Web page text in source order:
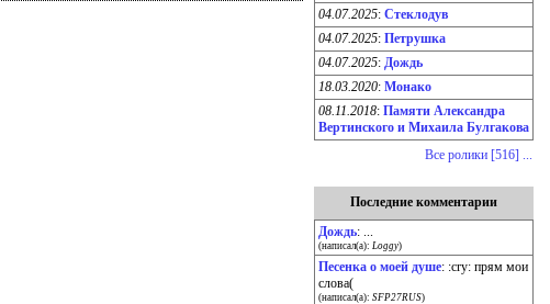
04.07.2025: Стеклодув
04.07.2025: Петрушка
04.07.2025: Дождь
18.03.2020: Монако
08.11.2018: Памяти Александра
Вертинского и Михаила Булгакова
Все ролики [516] ...
Последние комментарии
Дождь: ...
(написал(а): Loggy)
Песенка о моей душе: :cry: прям мои
слова(
(написал(а): SFP27RUS)